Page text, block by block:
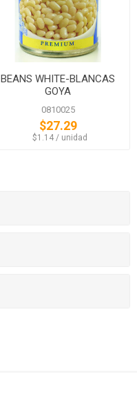
BEANS WHITE-BLANCAS
GOYA
0810025
$27.29
‏‏‎ ‎‏‏‎ ‎$1.14 / unidad